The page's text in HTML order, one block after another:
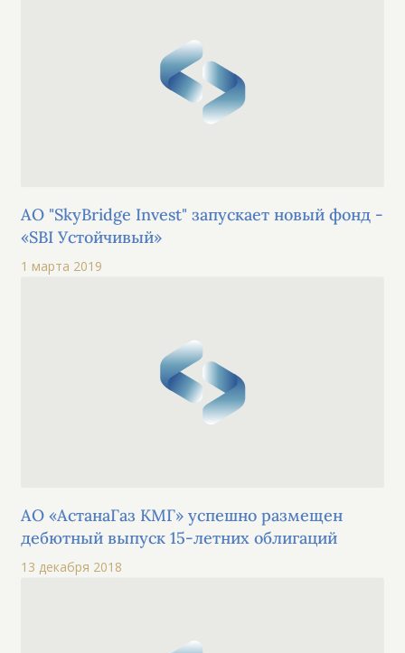
АО "SkyBridge Invest" запускает новый фонд -
«SBI Устойчивый»
1 марта 2019
АО «АстанаГаз КМГ» успешно размещен
дебютный выпуск 15-летних облигаций
13 декабря 2018